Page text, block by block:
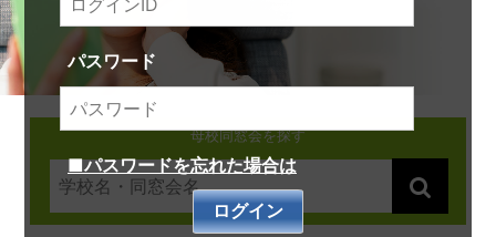
パスワード
■パスワードを忘れた場合は
母校同窓会を探す